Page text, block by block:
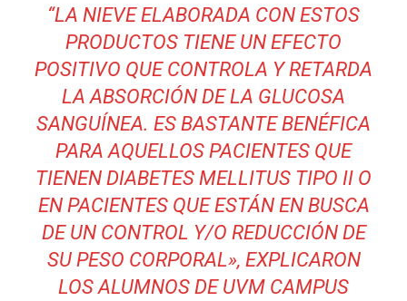
“LA NIEVE ELABORADA CON ESTOS
PRODUCTOS TIENE UN EFECTO
POSITIVO QUE CONTROLA Y RETARDA
LA ABSORCIÓN DE LA GLUCOSA
SANGUÍNEA. ES BASTANTE BENÉFICA
PARA AQUELLOS PACIENTES QUE
TIENEN DIABETES MELLITUS TIPO II O
EN PACIENTES QUE ESTÁN EN BUSCA
DE UN CONTROL Y/O REDUCCIÓN DE
SU PESO CORPORAL», EXPLICARON
LOS ALUMNOS DE UVM CAMPUS